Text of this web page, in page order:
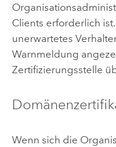
Clients erforderlich
unerwartetes
Warnmeldung
Zertifizierungsstelle
Wenn sich die